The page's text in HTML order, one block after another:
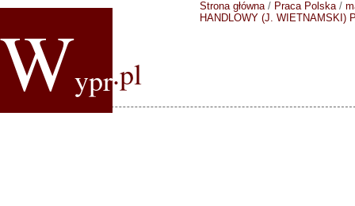
Wypr.pl
Strona główna/ Praca Polska/
HANDLOWY (J. WIETNAMSKI)